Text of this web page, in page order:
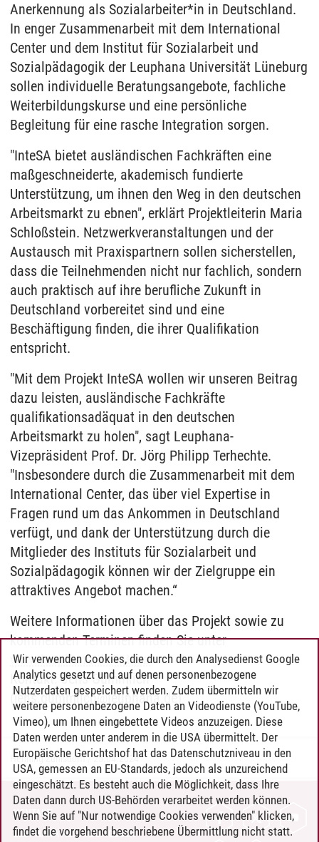
Anerkennung als Sozialarbeiter*in in Deutschland.
In enger Zusammenarbeit mit dem International
Center und dem Institut für Sozialarbeit und
Sozialpädagogik der Leuphana Universität Lüneburg
sollen individuelle Beratungsangebote, fachliche
Weiterbildungskurse und eine persönliche
Begleitung für eine rasche Integration sorgen.
"InteSA bietet ausländischen Fachkräften eine
maßgeschneiderte, akademisch fundierte
Unterstützung, um ihnen den Weg in den deutschen
Arbeitsmarkt zu ebnen", erklärt Projektleiterin Maria
Schloßstein. Netzwerkveranstaltungen und der
Austausch mit Praxispartnern sollen sicherstellen,
dass die Teilnehmenden nicht nur fachlich, sondern
auch praktisch auf ihre berufliche Zukunft in
Deutschland vorbereitet sind und eine
Beschäftigung finden, die ihrer Qualifikation
entspricht.
"Mit dem Projekt InteSA wollen wir unseren Beitrag
dazu leisten, ausländische Fachkräfte
qualifikationsadäquat in den deutschen
Arbeitsmarkt zu holen", sagt Leuphana-
Vizepräsident Prof. Dr. Jörg Philipp Terhechte.
"Insbesondere durch die Zusammenarbeit mit dem
International Center, das über viel Expertise in
Fragen rund um das Ankommen in Deutschland
verfügt, und dank der Unterstützung durch die
Mitglieder des Instituts für Sozialarbeit und
Sozialpädagogik können wir der Zielgruppe ein
attraktives Angebot machen.“
Weitere Informationen über das Projekt sowie zu
kommenden Terminen finden Sie unter
www.leuphana.de/intesa
Kontakt: Jens Gummlich
(jens.gummlich@leuphana.de)
Henning Zühlsdorff/25.04.2024
KONTAKT
LEUPHANA ALS ARBEITGEBER
Wir verwenden Cookies, die durch den Analysedienst Google
Analytics gesetzt und auf denen personenbezogene
Nutzerdaten gespeichert werden. Zudem übermitteln wir
weitere personenbezogene Daten an Videodienste (YouTube,
Vimeo), um Ihnen eingebettete Videos anzuzeigen. Diese
Daten werden unter anderem in die USA übermittelt. Der
Europäische Gerichtshof hat das Datenschutzniveau in den
USA, gemessen an EU-Standards, jedoch als unzureichend
eingeschätzt. Es besteht auch die Möglichkeit, dass Ihre
Daten dann durch US-Behörden verarbeitet werden können.
Wenn Sie auf "Nur notwendige Cookies verwenden" klicken,
findet die vorgehend beschriebene Übermittlung nicht statt.